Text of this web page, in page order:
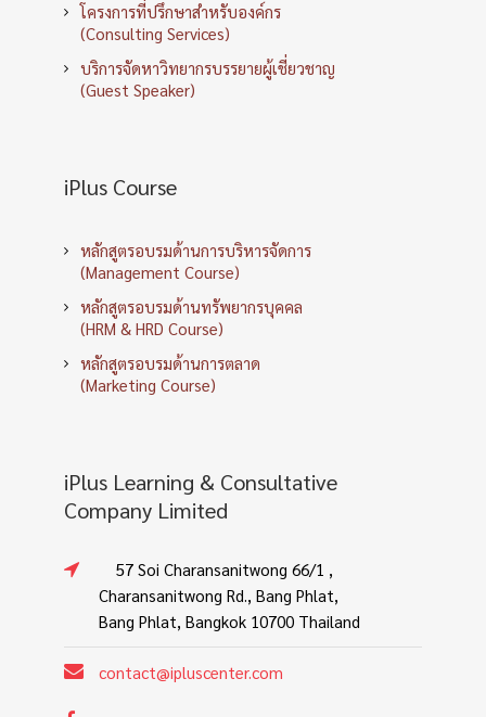
โครงการที่ปรึกษาสำหรับองค์กร
(Consulting Services)
บริการจัดหาวิทยากรบรรยายผู้เชี่ยวชาญ
(Guest Speaker)
iPlus Course
หลักสูตรอบรมด้านการบริหารจัดการ
(Management Course)
หลักสูตรอบรมด้านทรัพยากรบุคคล
(HRM & HRD Course)
หลักสูตรอบรมด้านการตลาด
(Marketing Course)
iPlus Learning & Consultative
Company Limited
57 Soi Charansanitwong 66/1 ,
Charansanitwong Rd., Bang Phlat,
Bang Phlat, Bangkok 10700 Thailand
contact@ipluscenter.com